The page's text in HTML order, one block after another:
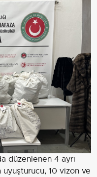
düzenlenen 4 ayrı
10 vizon ve